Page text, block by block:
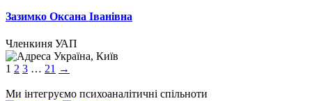
Зазимко Оксана Іванівна
Членкиня УАП
Україна, Київ
Пагінація
записів
1 2 3 … 21 →
Ми інтегруємо психоаналітичні спільноти